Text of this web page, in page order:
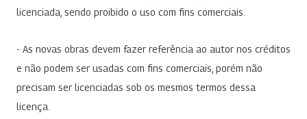
licenciada, sendo proibido o uso com fins comerciais.
- As novas obras devem fazer referência ao autor nos créditos
e não podem ser usadas com fins comerciais, porém não
precisam ser licenciadas sob os mesmos termos dessa
licença.